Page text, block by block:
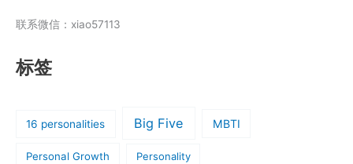
联系微信：xiao57113
标签
16 personalities Big Five MBTI
Personal Growth Personality